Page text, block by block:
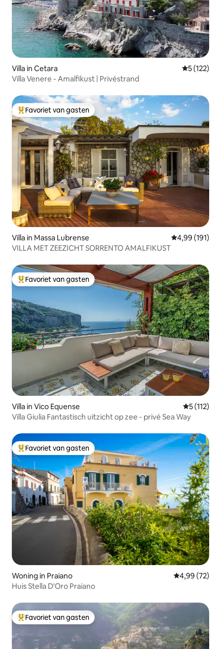
Villa in Cetara
5 (122)
Villa Venere - Amalfikust | Privéstrand
Topfavoriet van gasten
Favoriet van gasten
Villa in Massa Lubrense Gemiddelde
4,99 (191)
VILLA MET ZEEZICHT SORRENTO AMALFIKUST
Topfavoriet van gasten
Favoriet van gasten
Villa in Vico Equense
5 (112)
Villa Giulia Fantastisch uitzicht op zee - privé Sea Way
Topfavoriet van gasten
Favoriet van gasten
Woning in Praiano Gemiddelde
4,99 (72)
Huis Stella D'Oro Praiano
Topfavoriet van gasten
Favoriet van gasten